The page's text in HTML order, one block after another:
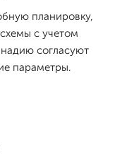
планировку,
с учетом
согласуют
параметры.